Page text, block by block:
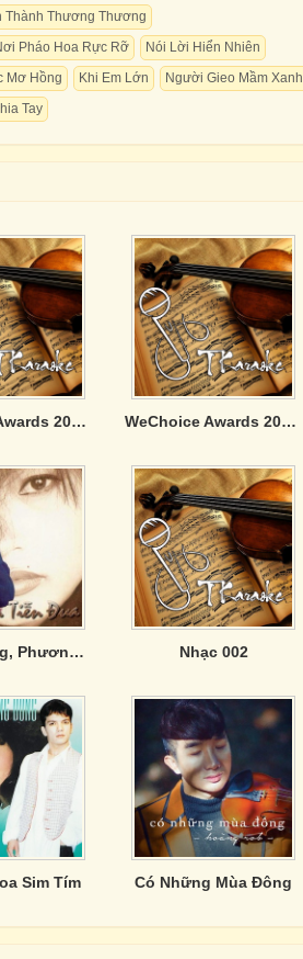
Thành Thương Thương
Pháo Hoa Rực Rỡ
Nói Lời Hiển Nhiên
Mơ Hồng Khi Em Lớn
Người Gieo Mầm Xanh
Tay
WeChoice Awards 2025: Viết Tiếp Câu Chuyện Việt Nam WeChoice Awards 2024: Việt Nam Tôi Đó
Hoàng Dũng, Phương Thanh, Chế Thanh - Chiều Tiễn Đưa Nhạc 002
Sim Tím Có Những Mùa Đông